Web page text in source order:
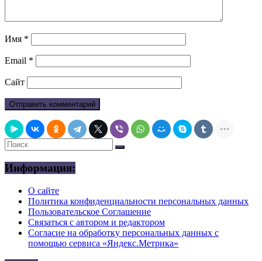
Имя *
Email *
Сайт
Информация:
О сайте
Политика конфиденциальности персональных данных
Пользовательское Соглашение
Связаться с автором и редактором
Согласие на обработку персональных данных с
помощью сервиса «Яндекс.Метрика»